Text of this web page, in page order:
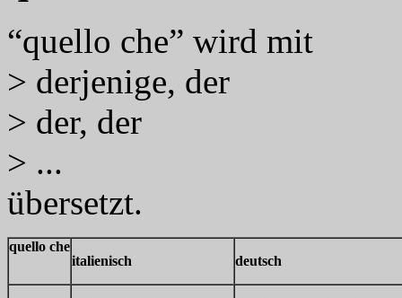
“quello che” wird mit
> derjenige, der
> der, der
> ...
übersetzt.
quello che
italienisch
deutsch